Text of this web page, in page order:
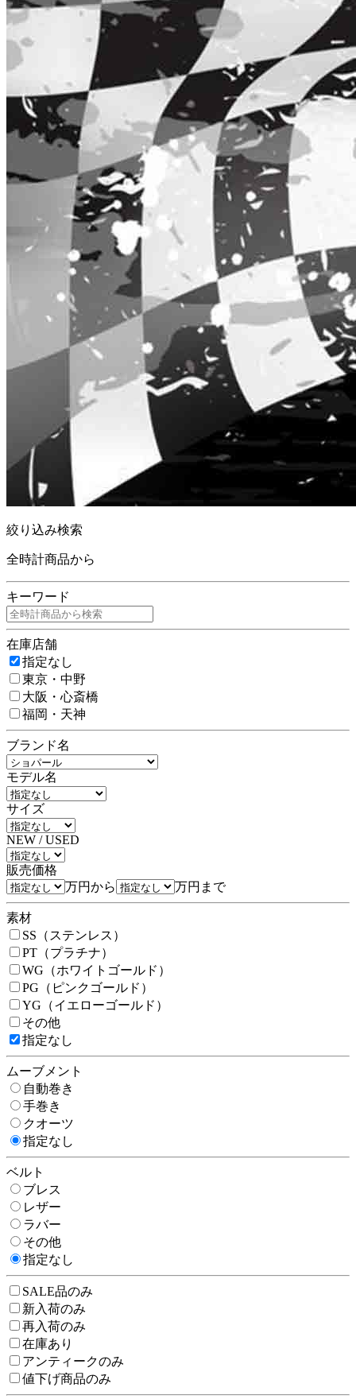
絞り込み検索
全時計商品から
キーワード
在庫店舗
指定なし
東京・中野
大阪・心斎橋
福岡・天神
ブランド名
モデル名
サイズ
NEW / USED
販売価格
万円から
万円まで
素材
SS（ステンレス）
PT（プラチナ）
WG（ホワイトゴールド）
PG（ピンクゴールド）
YG（イエローゴールド）
その他
指定なし
ムーブメント
自動巻き
手巻き
クオーツ
指定なし
ベルト
ブレス
レザー
ラバー
その他
指定なし
SALE品のみ
新入荷のみ
再入荷のみ
在庫あり
アンティークのみ
値下げ商品のみ